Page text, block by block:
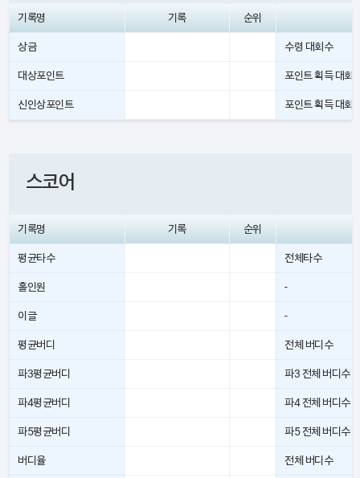
기록명 기록 순위
상금 수령 대회수
대상포인트 포인트 획득 대회
신인상포인트 포인트 획득 대회
스코어
기록명 기록 순위
평균타수 전체타수
홀인원 -
이글 -
평균버디 전체 버디수
파3평균버디 파3 전체 버디수
파4평균버디 파4 전체 버디수
파5평균버디 파5 전체 버디수
버디율 전체 버디수